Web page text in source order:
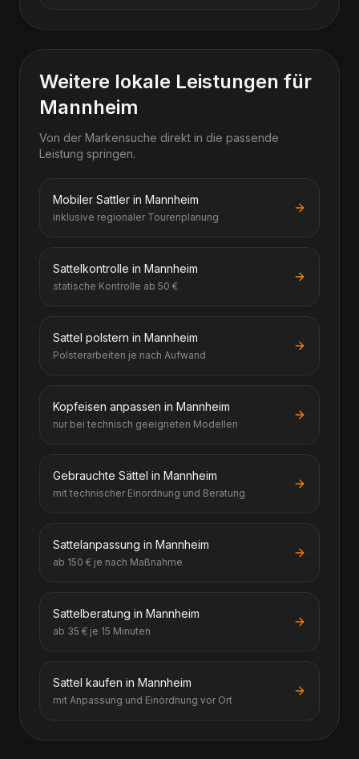
Weitere lokale Leistungen für
Mannheim
Von der Markensuche direkt in die passende
Leistung springen.
Mobiler Sattler in Mannheim
inklusive regionaler Tourenplanung
Sattelkontrolle in Mannheim
statische Kontrolle ab 50 €
Sattel polstern in Mannheim
Polsterarbeiten je nach Aufwand
Kopfeisen anpassen in Mannheim
nur bei technisch geeigneten Modellen
Gebrauchte Sättel in Mannheim
mit technischer Einordnung und Beratung
Sattelanpassung in Mannheim
ab 150 € je nach Maßnahme
Sattelberatung in Mannheim
ab 35 € je 15 Minuten
Sattel kaufen in Mannheim
mit Anpassung und Einordnung vor Ort